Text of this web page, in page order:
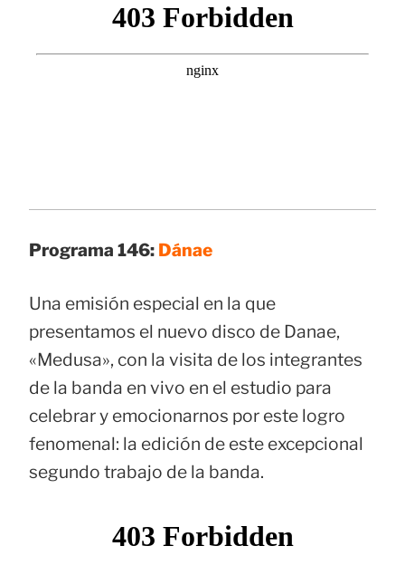
Programa 146: Dánae
Una emisión especial en la que
presentamos el nuevo disco de Danae,
«Medusa», con la visita de los integrantes
de la banda en vivo en el estudio para
celebrar y emocionarnos por este logro
fenomenal: la edición de este excepcional
segundo trabajo de la banda.